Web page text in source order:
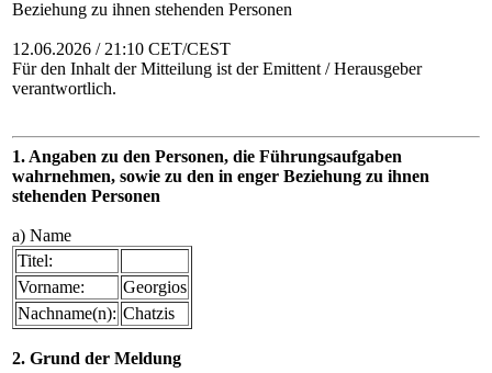
Beziehung zu ihnen stehenden Personen
12.06.2026 / 21:10 CET/CEST
Für den Inhalt der Mitteilung ist der Emittent / Herausgeber
verantwortlich.
1. Angaben zu den Personen, die Führungsaufgaben
wahrnehmen, sowie zu den in enger Beziehung zu ihnen
stehenden Personen
a) Name
Titel:
Vorname:
Georgios
Nachname(n): Chatzis
2. Grund der Meldung